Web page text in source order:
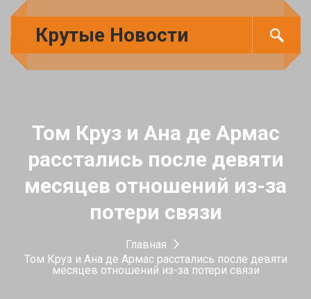
Крутые Новости
Том Круз и Ана де Армас
расстались после девяти
месяцев отношений из-за
потери связи
Главная
Том Круз и Ана де Армас расстались после девяти
месяцев отношений из-за потери связи